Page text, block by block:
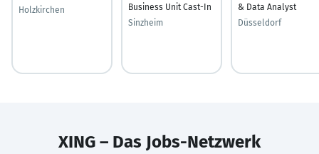
Holzkirchen
Business Unit Cast-In
Sinzheim
& Data Analyst
Düsseldorf
XING – Das Jobs-Netzwerk